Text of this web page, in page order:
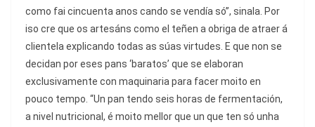
como fai cincuenta anos cando se vendía só”, sinala. Por
iso cre que os artesáns como el teñen a obriga de atraer á
clientela explicando todas as súas virtudes. E que non se
decidan por eses pans ‘baratos’ que se elaboran
exclusivamente con maquinaria para facer moito en
pouco tempo. “Un pan tendo seis horas de fermentación,
a nivel nutricional, é moito mellor que un que ten só unha